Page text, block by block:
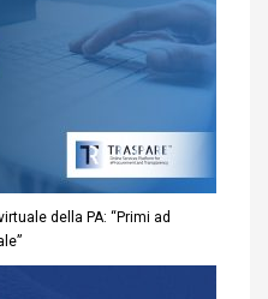
della PA: “Primi ad